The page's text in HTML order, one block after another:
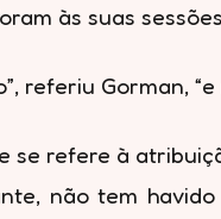
às suas
referiu Gorman,
se refere à
não tem